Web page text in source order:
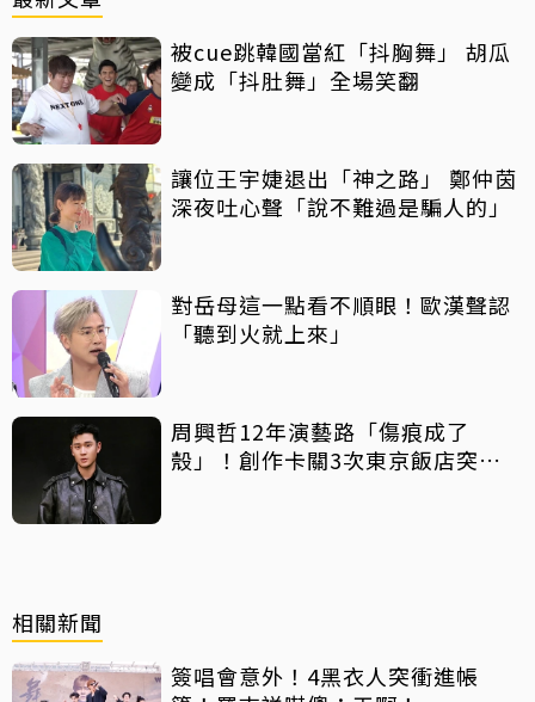
被cue跳韓國當紅「抖胸舞」 胡瓜
變成「抖肚舞」全場笑翻
讓位王宇婕退出「神之路」 鄭仲茵
深夜吐心聲「說不難過是騙人的」
對岳母這一點看不順眼！歐漢聲認
「聽到火就上來」
周興哲12年演藝路「傷痕成了
殼」！創作卡關3次東京飯店突找
相關新聞
簽唱會意外！4黑衣人突衝進帳